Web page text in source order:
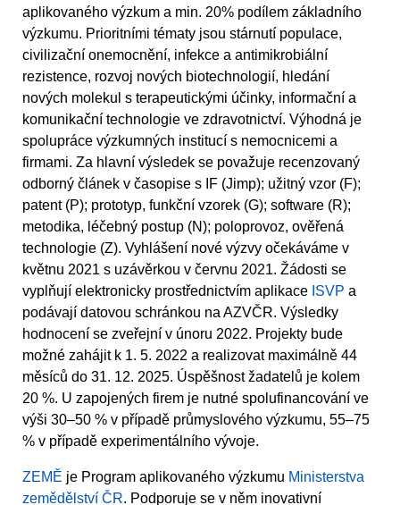
aplikovaného výzkum a min. 20% podílem základního
výzkumu. Prioritními tématy jsou stárnutí populace,
civilizační onemocnění, infekce a antimikrobiální
rezistence, rozvoj nových biotechnologií, hledání
nových molekul s terapeutickými účinky, informační a
komunikační technologie ve zdravotnictví. Výhodná je
spolupráce výzkumných institucí s nemocnicemi a
firmami. Za hlavní výsledek se považuje recenzovaný
odborný článek v časopise s IF (Jimp); užitný vzor (F);
patent (P); prototyp, funkční vzorek (G); software (R);
metodika, léčebný postup (N); poloprovoz, ověřená
technologie (Z). Vyhlášení nové výzvy očekáváme v
květnu 2021 s uzávěrkou v červnu 2021. Žádosti se
vyplňují elektronicky prostřednictvím aplikace ISVP a
podávají datovou schránkou na AZVČR. Výsledky
hodnocení se zveřejní v únoru 2022. Projekty bude
možné zahájit k 1. 5. 2022 a realizovat maximálně 44
měsíců do 31. 12. 2025. Úspěšnost žadatelů je kolem
20 %. U zapojených firem je nutné spolufinancování ve
výši 30–50 % v případě průmyslového výzkumu, 55–75
% v případě experimentálního vývoje.
ZEMĚ je Program aplikovaného výzkumu Ministerstva
zemědělství ČR. Podporuje se v něm inovativní